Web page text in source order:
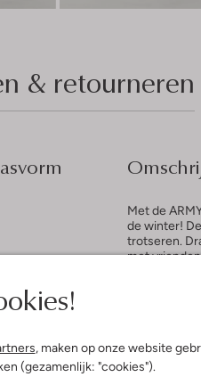
, maken op onze website
(gezamenlijk: "cookies").
& retourneren
Met de
de winter!
trotseren.
met
bij een
gemaakt